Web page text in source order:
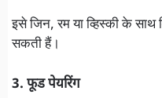
इसे जिन, रम या व्हिस्की के
सकती हैं।
3. फूड पेयरिंग